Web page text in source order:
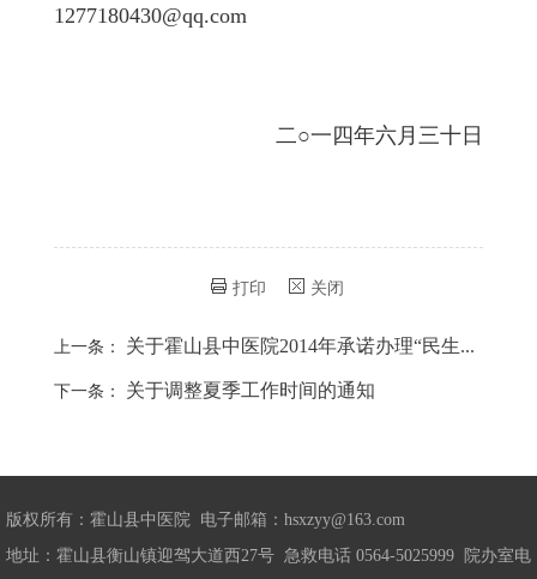
1277180430@qq.com
二○一四年六月三十日
打印 关闭
上一条： 关于霍山县中医院2014年承诺办理“民生...
下一条： 关于调整夏季工作时间的通知
版权所有：霍山县中医院 电子邮箱：hsxzyy@163.com
地址：霍山县衡山镇迎驾大道西27号 急救电话 0564-5025999 院办室电